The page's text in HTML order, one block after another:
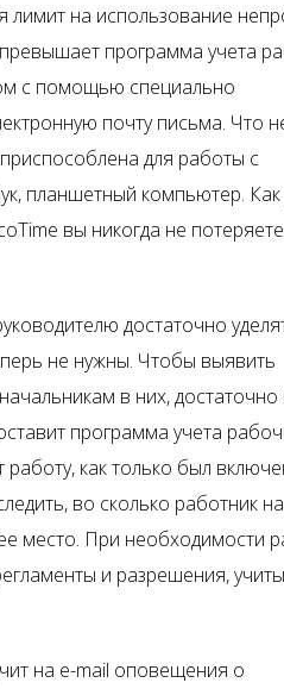
лимит на использование
программа учета
с помощью специально
почту письма. Что
для работы с
планшетный компьютер. Как
вы никогда не
достаточно
не нужны. Чтобы выявить
в них, достаточно
программа учета
как только был
во сколько работник
место. При необходимости
и разрешения,
на e-mail оповещения о